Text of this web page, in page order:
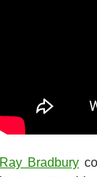
Ray Bradbury